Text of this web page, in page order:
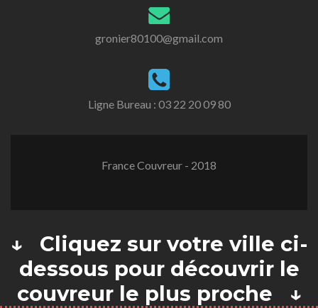
gronier80100@gmail.com
Ligne Bureau : 03 22 20 09 80
France Couvreur - 2018
↓ Cliquez sur votre ville ci-
dessous pour découvrir le
couvreur le plus proche ↓